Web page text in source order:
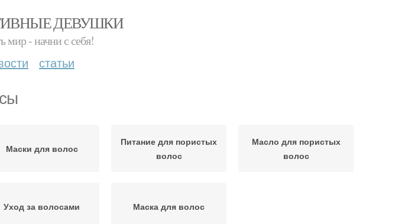
ДЕВУШКИ
мир - начни с себя!
статьи
Маски для волос
Питание для пористых
волос
Масло для пористых
волос
Уход за волосами Маска для волос